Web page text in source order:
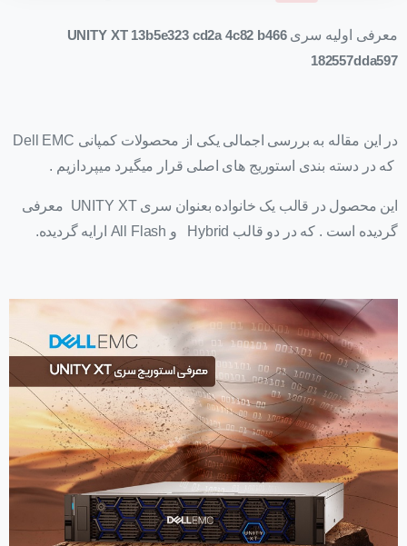
معرفی اولیه سریUNITY XT 13b5e323 cd2a 4c82 b466
182557dda597
در این مقاله به بررسی اجمالی یکی از محصولات کمپانی Dell EMC
که در دسته بندی استوریج های اصلی قرار میگیرد میپردازیم .
این محصول در قالب یک خانواده بعنوان سری UNITY XT معرفی
گردیده است . که در دو قالب Hybrid و All Flash ارایه گردیده.